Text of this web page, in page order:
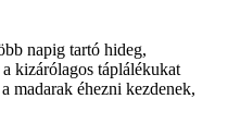
napig tartó hideg,
kizárólagos táplálékukat
madarak éhezni kezdenek,